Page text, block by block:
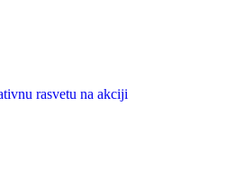
rasvetu na akciji